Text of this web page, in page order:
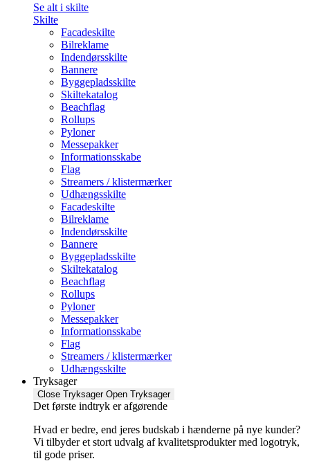
Se alt i skilte
Skilte
Facadeskilte
Bilreklame
Indendørsskilte
Bannere
Byggepladsskilte
Skiltekatalog
Beachflag
Rollups
Pyloner
Messepakker
Informationsskabe
Flag
Streamers / klistermærker
Udhængsskilte
Facadeskilte
Bilreklame
Indendørsskilte
Bannere
Byggepladsskilte
Skiltekatalog
Beachflag
Rollups
Pyloner
Messepakker
Informationsskabe
Flag
Streamers / klistermærker
Udhængsskilte
Tryksager
Close Tryksager Open Tryksager
Det første indtryk er afgørende
Hvad er bedre, end jeres budskab i hænderne på nye kunder?
Vi tilbyder et stort udvalg af kvalitetsprodukter med logotryk,
til gode priser.